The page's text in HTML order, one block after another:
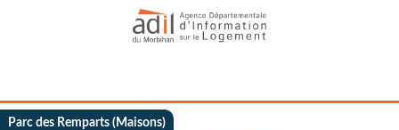
Parc des Remparts (Maisons)